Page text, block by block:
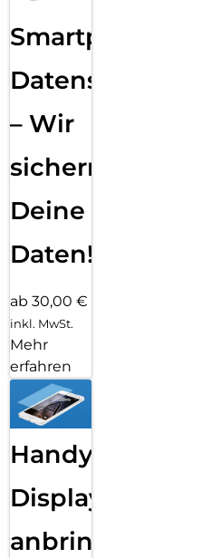
Smartphone
Datensicherung
– Wir
sichern
Deine
Daten!
ab 30,00 €
inkl. MwSt.
Mehr
erfahren
Handy
Displayfolie
anbringen